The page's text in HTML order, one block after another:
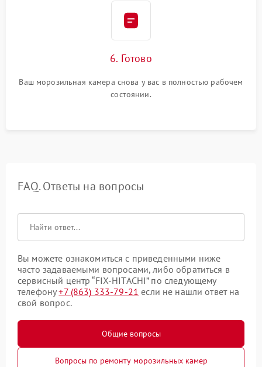
6. Готово
Ваш морозильная камера снова у вас в полностью рабочем
состоянии.
FAQ. Ответы на вопросы
Вы можете ознакомиться с приведенными ниже
часто задаваемыми вопросами, либо обратиться в
сервисный центр “FIX-HITACHI” по следующему
телефону+7 (863) 333-79-21 если не нашли ответ на
свой вопрос.
Общие вопросы
Вопросы по ремонту морозильных камер